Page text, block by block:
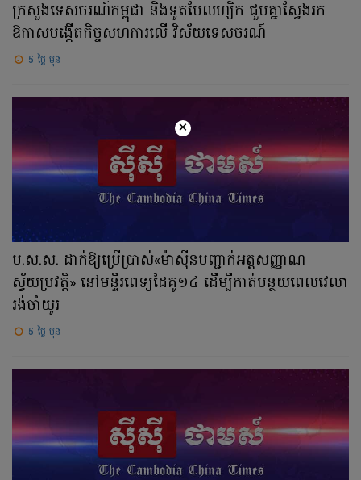
ក្រសួងទេសចរណ៍កម្ពុជា និងទូតបែលហ្សិក ជួបគ្នាស្វែងរក
ឱកាសបង្កើតកិច្ចសហការលើ វិស័យទេសចរណ៍
5 ថ្ងៃ មុន
ប.ស.ស. ដាក់ឱ្យប្រើប្រាស់«ម៉ាស៊ីនបញ្ជាក់អត្តសញ្ញាណ
ស្វ័យប្រវត្តិ» នៅមន្ទីរពេទ្យដៃគូ១៤ ដើម្បីកាត់បន្ថយពេលវេលា
រង់ចាំយូរ
5 ថ្ងៃ មុន
×